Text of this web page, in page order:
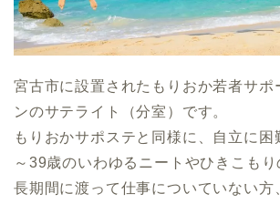
宮古市に設置されたもりおか若者サポ
ンのサテライト（分室）です。
もりおかサポステと同様に、自立に困
～39歳のいわゆるニートやひきこも
長期間に渡って仕事についていない方